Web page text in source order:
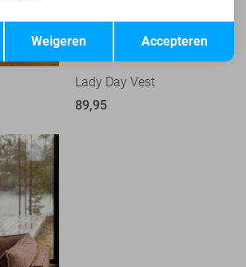
Lady Day Vest
89,95
Opslaan
Accepteren
Weigeren